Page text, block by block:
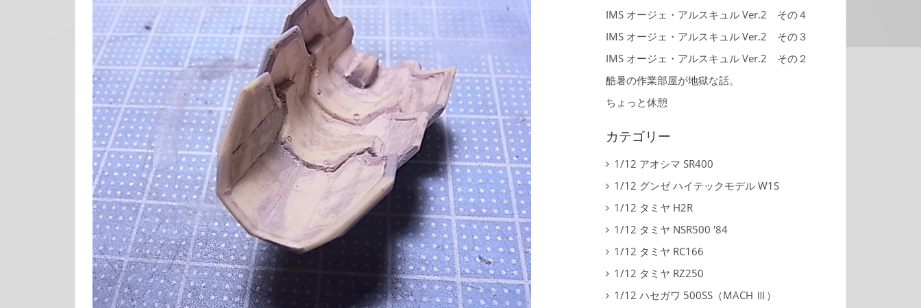
IMS オージェ・アルスキュル Ver.2 その４
IMS オージェ・アルスキュル Ver.2 その３
IMS オージェ・アルスキュル Ver.2 その２
酷暑の作業部屋が地獄な話。
ちょっと休憩
カテゴリー
1/12 アオシマ SR400
1/12 グンゼ ハイテックモデル W1S
1/12 タミヤ H2R
1/12 タミヤ NSR500 '84
1/12 タミヤ RC166
1/12 タミヤ RZ250
1/12 ハセガワ 500SS（MACH Ⅲ）